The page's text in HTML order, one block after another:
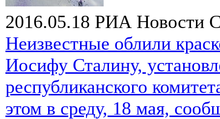
2016.05.18 РИА Новости
Неизвестные облили
Иосифу Сталину,
республиканского
этом в среду, 18 мая,